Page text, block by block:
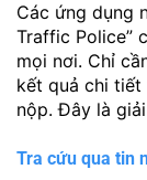
Các ứng dụng
Traffic Police”
mọi nơi. Chỉ
kết quả chi tiết
nộp. Đây là
Tra cứu qua tin